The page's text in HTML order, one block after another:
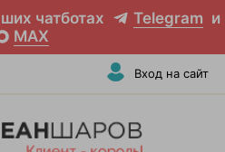
чатботах Telegram и
MAX
Вход на сайт